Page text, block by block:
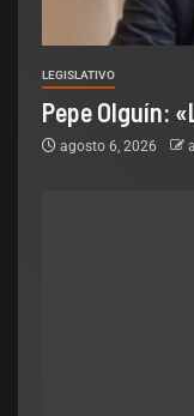
LEGISLATIVO
Pepe Olguín:
agosto 6, 2026